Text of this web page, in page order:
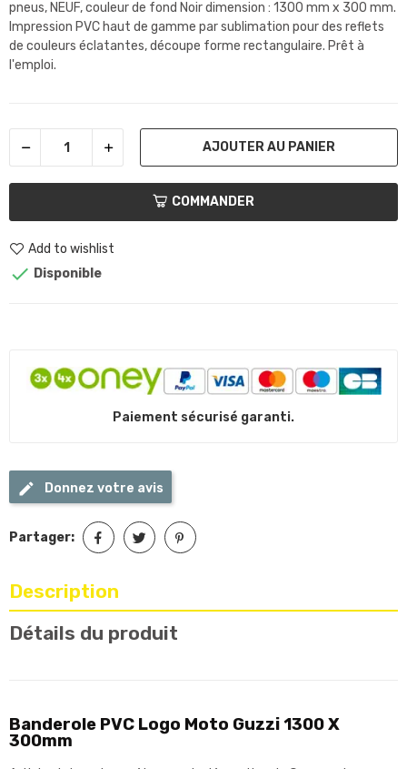
pneus, NEUF, couleur de fond Noir dimension : 1300 mm x 300 mm.
Impression PVC haut de gamme par sublimation pour des reflets
de couleurs éclatantes, découpe forme rectangulaire. Prêt à
l'emploi.
AJOUTER AU PANIER
COMMANDER
Add to wishlist
 Disponible
Paiement sécurisé garanti.
Donnez votre avis
Partager:
Description
Détails du produit
Banderole PVC Logo Moto Guzzi 1300 X
300mm